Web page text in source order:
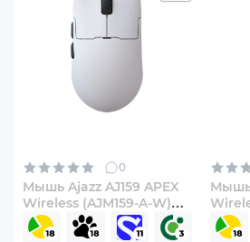
0
Мышь Ajazz AJ159 APEX
Wireless (AJM159-A-W)
White
Мышь